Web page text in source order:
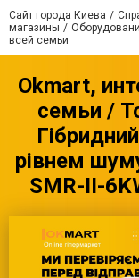
Сайт города Киева
магазины
всей семьи
Okmart,
семьи /
рівнем
SMR-II-